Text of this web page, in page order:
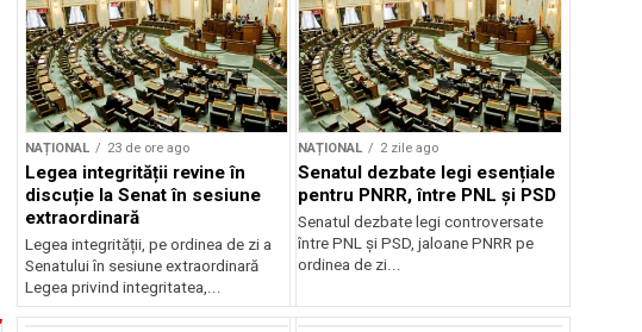
NAȚIONAL 23 de ore ago
Legea integrității revine în
discuție la Senat în sesiune
extraordinară
Legea integrității, pe ordinea de zi a
Senatului în sesiune extraordinară
Legea privind integritatea,...
NAȚIONAL 2 zile ago
Senatul dezbate legi esențiale
pentru PNRR, între PNL și PSD
Senatul dezbate legi controversate
între PNL și PSD, jaloane PNRR pe
ordinea de zi...